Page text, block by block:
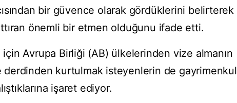
bir güvence olarak gördüklerini belirterek
önemli bir etmen olduğunu ifade etti.
için Avrupa Birliği (AB) ülkelerinden vize almanın
derdinden kurtulmak isteyenlerin de gayrimenkul
işaret ediyor.